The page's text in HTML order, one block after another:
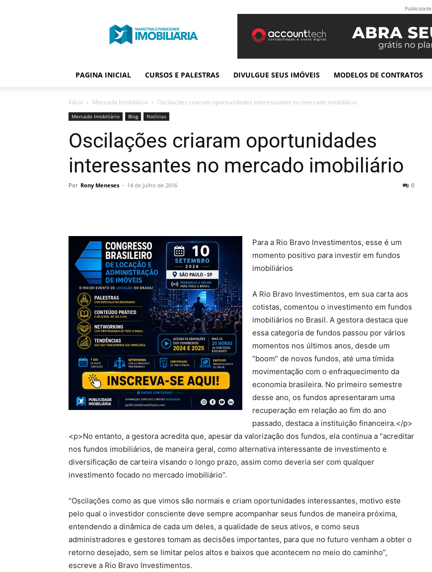
Publicidade
Imobiliária
Publicidade
PAGINA INICIAL CURSOS E PALESTRAS DIVULGUE SEUS IMÓVEIS MODELOS DE CONTRATOS
Início Mercado Imobiliário Oscilações criaram oportunidades interessantes no mercado imobiliário
Mercado Imobiliário Blog Notícias
Oscilações criaram oportunidades
interessantes no mercado imobiliário
Por Rony Meneses - 14 de julho de 2016 0
Para a Rio Bravo Investimentos, esse é um
momento positivo para investir em fundos
imobiliários
A Rio Bravo Investimentos, em sua carta aos
cotistas, comentou o investimento em fundos
imobiliários no Brasil. A gestora destaca que
essa categoria de fundos passou por vários
momentos nos últimos anos, desde um
“boom” de novos fundos, até uma tímida
movimentação com o enfraquecimento da
economia brasileira. No primeiro semestre
desse ano, os fundos apresentaram uma
recuperação em relação ao fim do ano
passado, destaca a instituição financeira.</p>
<p>No entanto, a gestora acredita que, apesar da valorização dos fundos, ela continua a “acreditar
nos fundos imobiliários, de maneira geral, como alternativa interessante de investimento e
diversificação de carteira visando o longo prazo, assim como deveria ser com qualquer
investimento focado no mercado imobiliário”.
“Oscilações como as que vimos são normais e criam oportunidades interessantes, motivo este
pelo qual o investidor consciente deve sempre acompanhar seus fundos de maneira próxima,
entendendo a dinâmica de cada um deles, a qualidade de seus ativos, e como seus
administradores e gestores tomam as decisões importantes, para que no futuro venham a obter o
retorno desejado, sem se limitar pelos altos e baixos que acontecem no meio do caminho”,
escreve a Rio Bravo Investimentos.